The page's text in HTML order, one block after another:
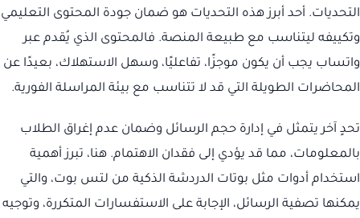
التحديات. أحد أبرز هذه التحديات هو ضمان جودة المحتوى التعليمي
وتكييفه ليتناسب مع طبيعة المنصة. فالمحتوى الذي يُقدم عبر
واتساب يجب أن يكون موجزًا، تفاعليًا، وسهل الاستهلاك، بعيدًا عن
المحاضرات الطويلة التي قد لا تتناسب مع بيئة المراسلة الفورية.
تحدٍ آخر يتمثل في إدارة حجم الرسائل وضمان عدم إغراق الطلاب
بالمعلومات، مما قد يؤدي إلى فقدان الاهتمام. هنا، تبرز أهمية
استخدام أدوات مثل بوتات الدردشة الذكية من لتس بوت، والتي
يمكنها تصفية الرسائل، الإجابة على الاستفسارات المتكررة، وتوجيه